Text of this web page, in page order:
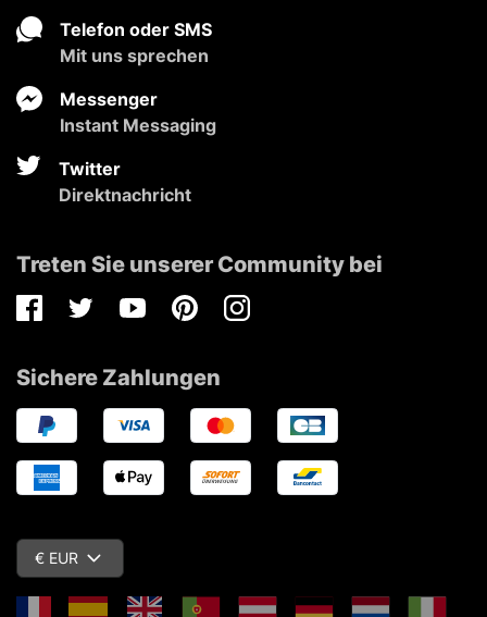
Telefon oder SMS
Mit uns sprechen
Messenger
Instant Messaging
Twitter
Direktnachricht
Treten Sie unserer Community bei
FacebookTwitterYoutubePinterestInstagram
Sichere Zahlungen
€ EUR